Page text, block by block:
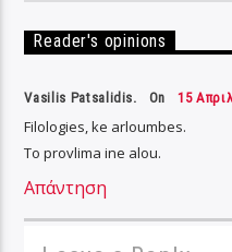
Reader's opinions
Vasilis Patsalidis. On 15
Filologies, ke arloumbes.
To provlima ine alou.
Απάντηση